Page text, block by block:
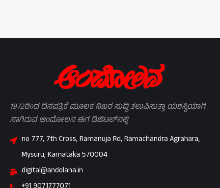
1972ರಿಂದ ದಿನಪತ್ರಿಕೆ ಮೂಲಕ ನಿಖರ ಸುದ್ದಿ ತಲುಪಿಸುತ್ತಾ ಯಶಸ್ವಿಯಾಗಿ
ಸಾಗಿರುವ ಆಂದೋಲನ ಈಗ ಡಿಜಿಟಲ್‌ನಲ್ಲಿ
no 777, 7th Cross, Ramanuja Rd, Ramachandra Agrahara,
Mysuru, Karnataka 570004
digital@andolana.in